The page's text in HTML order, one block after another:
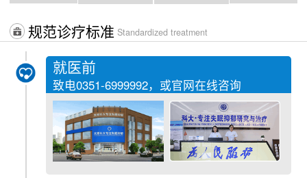
规范诊疗标准 Standardized treatment
就医前
致电0351-6999992，或官网在线咨询